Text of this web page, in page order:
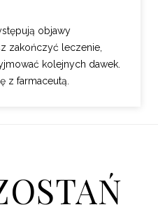
objawy
zakończyć leczenie,
kolejnych dawek.
z farmaceutą.